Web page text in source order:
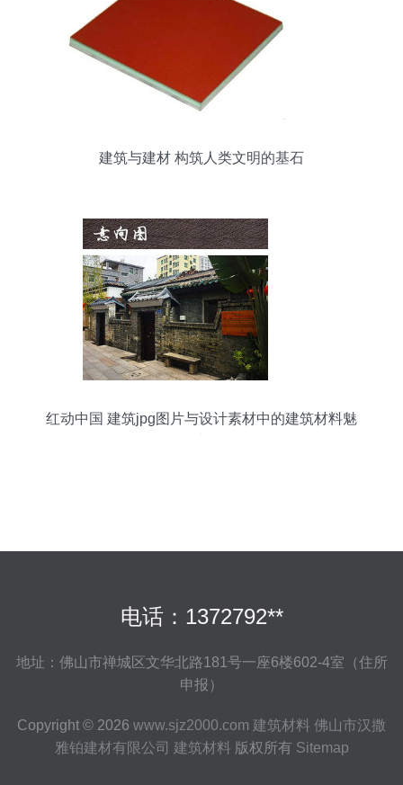
建筑与建材 构筑人类文明的基石
红动中国 建筑jpg图片与设计素材中的建筑材料魅
电话：1372792**
地址：佛山市禅城区文华北路181号一座6楼602-4室（住所
申报）
Copyright © 2026 www.sjz2000.com 建筑材料 佛山市汉撒
雅铂建材有限公司 建筑材料 版权所有 Sitemap